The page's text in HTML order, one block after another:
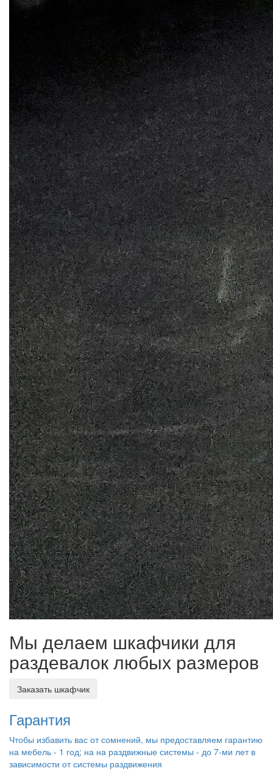
Мы делаем шкафчики для
раздевалок любых размеров
Заказать шкафчик
Гарантия
Чтобы избавить вас от сомнений, мы предоставляем гарантию
на мебель - 1 год; на на раздвижные системы - до 7-ми лет в
зависимости от системы раздвижения